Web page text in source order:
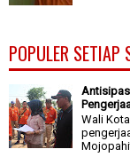
POPULER SETIAP
Wali